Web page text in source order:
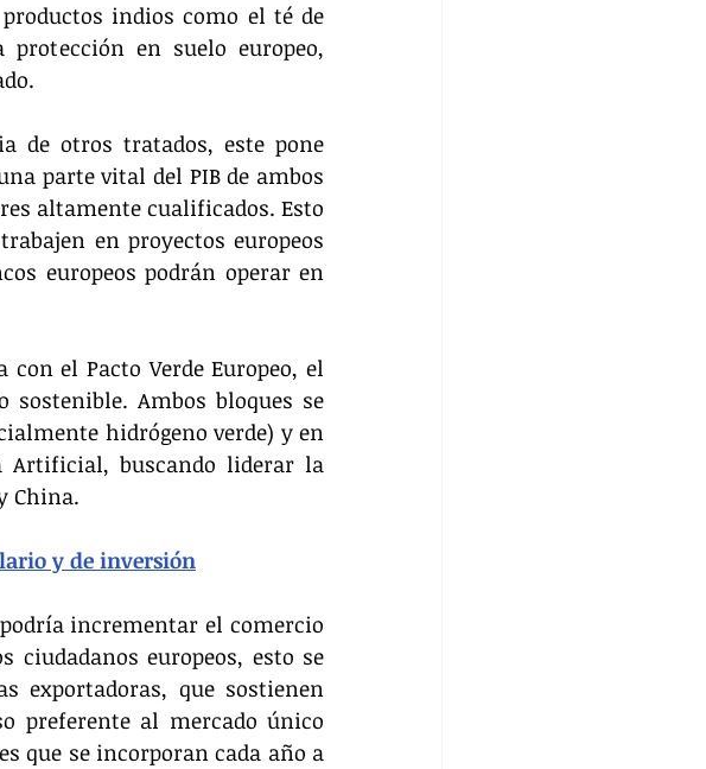
indios como el té de
en suelo europeo,
de otros tratados, este pone
parte vital del PIB de ambos
altamente cualificados. Esto
en proyectos europeos
europeos podrán operar en
el Pacto Verde Europeo, el
Ambos bloques se
hidrógeno verde) y en
Artificial, buscando liderar la
China.
y de inversión
incrementar el comercio
ciudadanos europeos, esto se
exportadoras, que sostienen
preferente al mercado único
que se incorporan cada año a